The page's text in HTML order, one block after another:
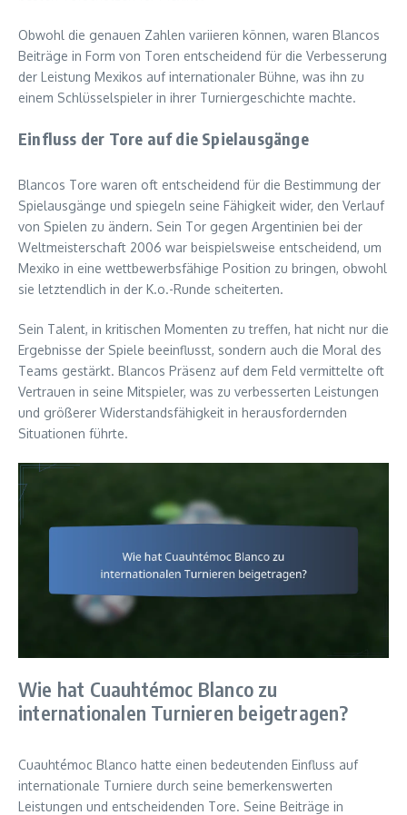
Obwohl die genauen Zahlen variieren können, waren Blancos
Beiträge in Form von Toren entscheidend für die Verbesserung
der Leistung Mexikos auf internationaler Bühne, was ihn zu
einem Schlüsselspieler in ihrer Turniergeschichte machte.
Einfluss der Tore auf die Spielausgänge
Blancos Tore waren oft entscheidend für die Bestimmung der
Spielausgänge und spiegeln seine Fähigkeit wider, den Verlauf
von Spielen zu ändern. Sein Tor gegen Argentinien bei der
Weltmeisterschaft 2006 war beispielsweise entscheidend, um
Mexiko in eine wettbewerbsfähige Position zu bringen, obwohl
sie letztendlich in der K.o.-Runde scheiterten.
Sein Talent, in kritischen Momenten zu treffen, hat nicht nur die
Ergebnisse der Spiele beeinflusst, sondern auch die Moral des
Teams gestärkt. Blancos Präsenz auf dem Feld vermittelte oft
Vertrauen in seine Mitspieler, was zu verbesserten Leistungen
und größerer Widerstandsfähigkeit in herausfordernden
Situationen führte.
Wie hat Cuauhtémoc Blanco zu
internationalen Turnieren beigetragen?
Cuauhtémoc Blanco hatte einen bedeutenden Einfluss auf
internationale Turniere durch seine bemerkenswerten
Leistungen und entscheidenden Tore. Seine Beiträge in